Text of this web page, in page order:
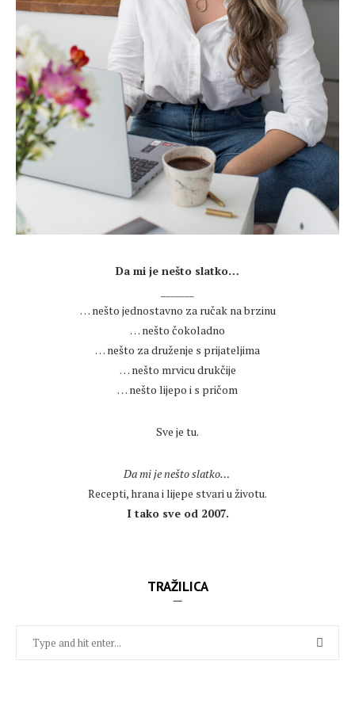
Da mi je nešto slatko…
… nešto jednostavno za ručak na brzinu
… nešto čokoladno
… nešto za druženje s prijateljima
… nešto mrvicu drukčije
… nešto lijepo i s pričom
Sve je tu.
Da mi je nešto slatko…
Recepti, hrana i lijepe stvari u životu.
I tako sve od 2007.
TRAŽILICA